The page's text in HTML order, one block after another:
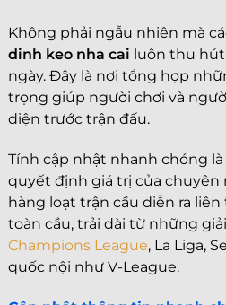
Không phải ngẫu nhiên mà
dinh keo nha cai luôn thu
ngày. Đây là nơi tổng hợp
trọng giúp người chơi và
diện trước trận đấu.
Tính cập nhật nhanh chóng
quyết định giá trị của chuyên
hàng loạt trận cầu diễn ra
toàn cầu, trải dài từ những
Champions League, La Liga,
quốc nội như V-League.